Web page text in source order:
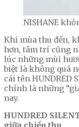
NISHANE
Khi mùa thu đến,
hơn, tâm trí cũng
lúc những mùi
biệt là không quá
cái tên HUNDRED
chính là những
nay.
HUNDRED